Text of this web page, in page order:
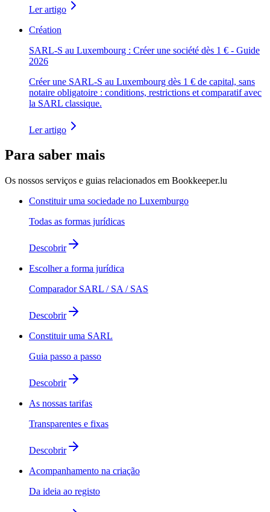
Ler artigo
Création
SARL-S au Luxembourg : Créer une société dès 1 € - Guide
2026
Créer une SARL-S au Luxembourg dès 1 € de capital, sans
notaire obligatoire : conditions, restrictions et comparatif avec
la SARL classique.
Ler artigo
Para saber mais
Os nossos serviços e guias relacionados em Bookkeeper.lu
Constituir uma sociedade no Luxemburgo
Todas as formas jurídicas
Descobrir
Escolher a forma jurídica
Comparador SARL / SA / SAS
Descobrir
Constituir uma SARL
Guia passo a passo
Descobrir
As nossas tarifas
Transparentes e fixas
Descobrir
Acompanhamento na criação
Da ideia ao registo